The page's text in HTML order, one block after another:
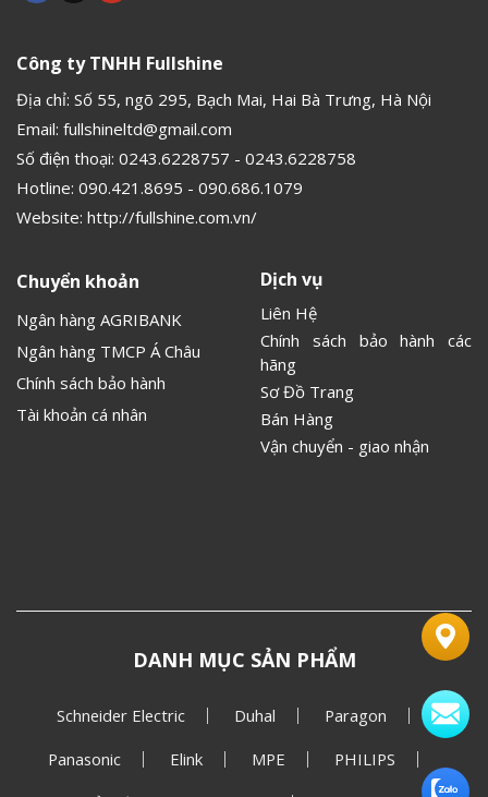
Công ty TNHH Fullshine
Địa chỉ: Số 55, ngõ 295, Bạch Mai, Hai Bà Trưng, Hà Nội
Email: fullshineltd@gmail.com
Số điện thoại: 0243.6228757 - 0243.6228758
Hotline: 090.421.8695 - 090.686.1079
Website: http://fullshine.com.vn/
Chuyển khoản
Ngân hàng AGRIBANK
Ngân hàng TMCP Á Châu
Chính sách bảo hành
Tài khoản cá nhân
Dịch vụ
Liên Hệ
Chính sách bảo hành các
hãng
Sơ Đồ Trang
Bán Hàng
Vận chuyển - giao nhận
DANH MỤC SẢN PHẨM
Schneider Electric Duhal Paragon
Panasonic Elink MPE PHILIPS